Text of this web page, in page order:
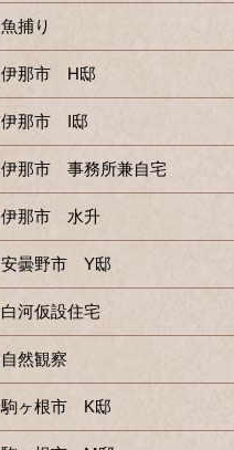
魚捕り
伊那市 H邸
伊那市 I邸
伊那市 事務所兼自宅
伊那市 水升
安曇野市 Y邸
白河仮設住宅
自然観察
駒ヶ根市 K邸